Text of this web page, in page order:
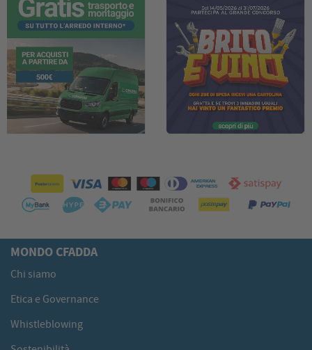
MONDO CFADDA
Chi siamo
Etica e Governance
Whistleblowing